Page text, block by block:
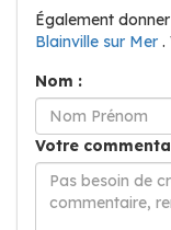
Également
Blainville sur Mer .
Nom :
Votre